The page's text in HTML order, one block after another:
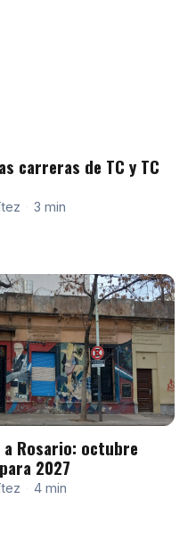
carreras de TC y TC
· 3 min
Rosario: octubre
2027
· 4 min